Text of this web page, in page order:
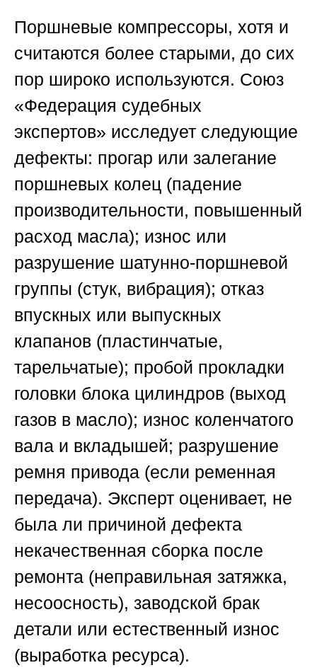
Поршневые компрессоры, хотя и
считаются более старыми, до сих
пор широко используются. Союз
«Федерация судебных
экспертов» исследует следующие
дефекты: прогар или залегание
поршневых колец (падение
производительности, повышенный
расход масла); износ или
разрушение шатунно-поршневой
группы (стук, вибрация); отказ
впускных или выпускных
клапанов (пластинчатые,
тарельчатые); пробой прокладки
головки блока цилиндров (выход
газов в масло); износ коленчатого
вала и вкладышей; разрушение
ремня привода (если ременная
передача). Эксперт оценивает, не
была ли причиной дефекта
некачественная сборка после
ремонта (неправильная затяжка,
несоосность), заводской брак
детали или естественный износ
(выработка ресурса).